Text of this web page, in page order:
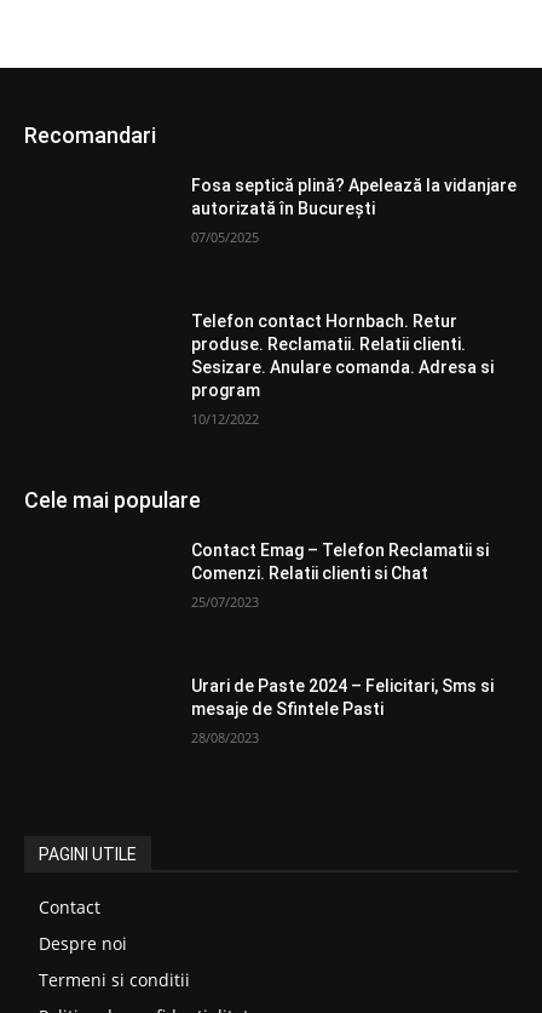
Recomandari
Fosa septică plină? Apelează la vidanjare
autorizată în București
07/05/2025
Telefon contact Hornbach. Retur
produse. Reclamatii. Relatii clienti.
Sesizare. Anulare comanda. Adresa si
program
10/12/2022
Cele mai populare
Contact Emag – Telefon Reclamatii si
Comenzi. Relatii clienti si Chat
25/07/2023
Urari de Paste 2024 – Felicitari, Sms si
mesaje de Sfintele Pasti
28/08/2023
PAGINI UTILE
Contact
Despre noi
Termeni si conditii